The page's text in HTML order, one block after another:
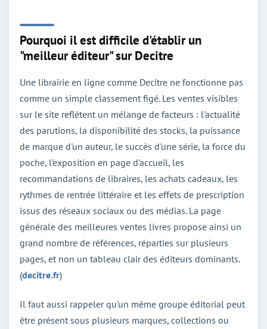
Pourquoi il est difficile d'établir un
"meilleur éditeur" sur Decitre
Une librairie en ligne comme Decitre ne fonctionne pas
comme un simple classement figé. Les ventes visibles
sur le site reflètent un mélange de facteurs : l'actualité
des parutions, la disponibilité des stocks, la puissance
de marque d'un auteur, le succès d'une série, la force du
poche, l'exposition en page d'accueil, les
recommandations de libraires, les achats cadeaux, les
rythmes de rentrée littéraire et les effets de prescription
issus des réseaux sociaux ou des médias. La page
générale des meilleures ventes livres propose ainsi un
grand nombre de références, réparties sur plusieurs
pages, et non un tableau clair des éditeurs dominants.
(decitre.fr)
Il faut aussi rappeler qu'un même groupe éditorial peut
être présent sous plusieurs marques, collections ou